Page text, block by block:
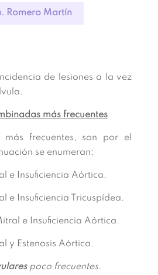
Romero Martín
de lesiones a la vez
más frecuentes
más frecuentes, son por el
se enumeran:
e Insuficiencia Aórtica.
e Insuficiencia Tricuspídea.
e Insuficiencia Aórtica.
y Estenosis Aórtica.
poco frecuentes.